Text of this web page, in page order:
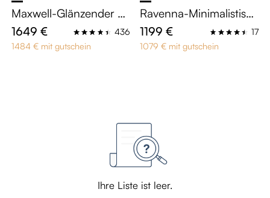
Maxwell-Glänzender ge
sinterter Stein Esstische
1649 €
436
1484 € mit gutschein
Ravenna-Minimalistisch
e Medienkonsole 180 c
m in Walnuss-Optik - S
oundbar-kompatibel
1199 €
17
1079 € mit gutschein
Ihre Liste ist leer.